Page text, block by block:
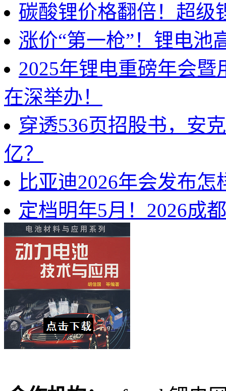
碳酸锂价格翻倍！超级
涨价“第一枪”！锂电池
2025年锂电重磅年会
在深举办！
穿透536页招股书，安
亿？
比亚迪2026年会发布
定档明年5月！2026成